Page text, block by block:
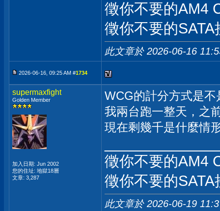
徵你不要的AM4
徵你不要的
此文章於 2026-06-16
2026-06-16, 09:25 AM #1734
supermaxfight
Golden Member
加入日期: Jun 2002
您的住址: 地獄18層
文章: 3,287
WCG的計分方式是不
我兩台跑一整天，之
現在剩幾千是什麼情
徵你不要的AM4
徵你不要的
此文章於 2026-06-19